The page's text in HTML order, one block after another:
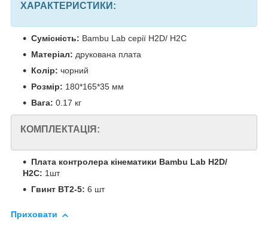
ХАРАКТЕРИСТИКИ:
Сумісність: Bambu Lab серії H2D/ H2C
Матеріал: друкована плата
Колір: чорний
Розмір: 180*165*35 мм
Вага: 0.17 кг
КОМПЛЕКТАЦІЯ:
Плата контролера кінематики Bambu Lab H2D/
H2C: 1шт
Гвинт BT2-5: 6 шт
Приховати